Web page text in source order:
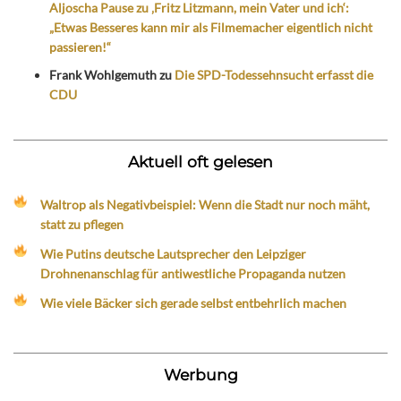
Aljoscha Pause zu ‚Fritz Litzmann, mein Vater und ich‘:
„Etwas Besseres kann mir als Filmemacher eigentlich nicht
passieren!“
Frank Wohlgemuthzu Die SPD-Todessehnsucht erfasst die
CDU
Aktuell oft gelesen
Waltrop als Negativbeispiel: Wenn die Stadt nur noch mäht,
statt zu pflegen
Wie Putins deutsche Lautsprecher den Leipziger
Drohnenanschlag für antiwestliche Propaganda nutzen
Wie viele Bäcker sich gerade selbst entbehrlich machen
Werbung